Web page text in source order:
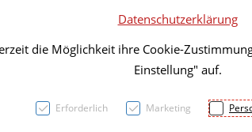
Datenschutzerklärung
die Möglichkeit ihre Cookie-
Einstellung" auf.
Erforderlich Marketing